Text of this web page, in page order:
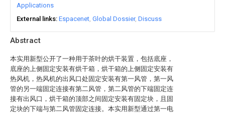
Abstract
本实用新型公开了一种用于茶叶的烘干装置，包括底座，
底座的上侧固定安装有烘干箱，烘干箱的上侧固定安装有
热风机，热风机的出风口处固定安装有第一风管，第一风
管的另一端固定连接有第二风管，第二风管的下端固定连
接有出风口，烘干箱的顶部之间固定安装有固定块，且固
定块的下端与第二风管固定连接。本实用新型通过第一电
Applications
External links Espacenet Global Dossier Discuss